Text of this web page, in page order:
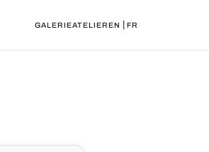
GALERIEATELIEREN FR